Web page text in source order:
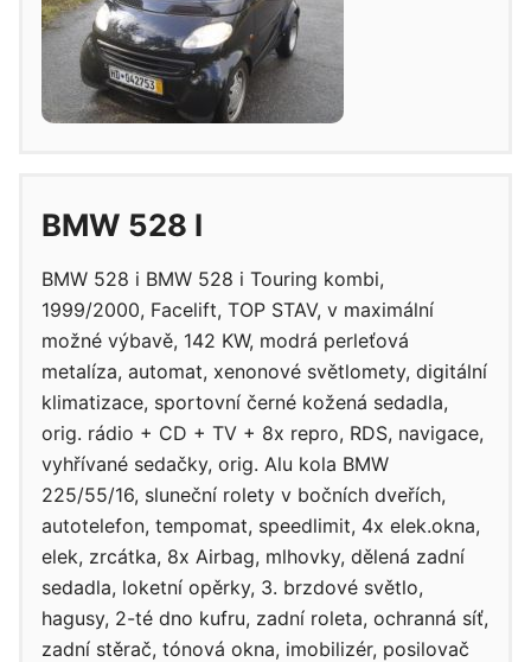
BMW 528 I
BMW 528 i BMW 528 i Touring kombi,
1999/2000, Facelift, TOP STAV, v maximální
možné výbavě, 142 KW, modrá perleťová
metalíza, automat, xenonové světlomety, digitální
klimatizace, sportovní černé kožená sedadla,
orig. rádio + CD + TV + 8x repro, RDS, navigace,
vyhřívané sedačky, orig. Alu kola BMW
225/55/16, sluneční rolety v bočních dveřích,
autotelefon, tempomat, speedlimit, 4x elek.okna,
elek, zrcátka, 8x Airbag, mlhovky, dělená zadní
sedadla, loketní opěrky, 3. brzdové světlo,
hagusy, 2-té dno kufru, zadní roleta, ochranná síť,
zadní stěrač, tónová okna, imobilizér, posilovač